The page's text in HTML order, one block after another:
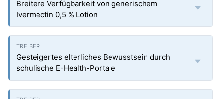
Breitere Verfügbarkeit von generischem
Ivermectin 0,5 % Lotion
Gesteigertes elterliches Bewusstsein durch
schulische E-Health-Portale